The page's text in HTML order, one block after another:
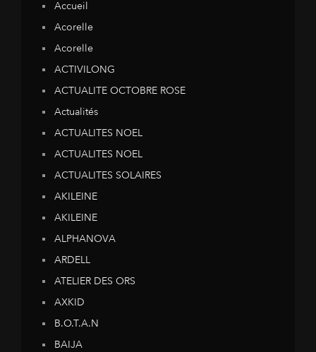
Accueil
Acorelle
Acorelle
ACTIVILONG
ACTUALITE OCTOBRE ROSE
Actualités
ACTUALITES NOEL
ACTUALITES NOEL
ACTUALITES SOLAIRES
AKILEINE
AKILEINE
ALPHANOVA
ARDELL
ATELIER DES ORS
AXKID
B.O.T.A.N
BAIJA